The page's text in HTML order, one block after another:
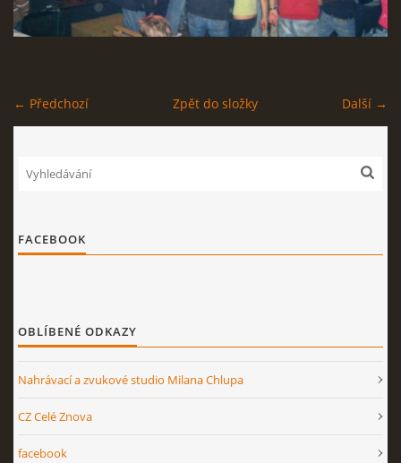
UKÁZKY
STAGEPLAN
+420 724 629 042
© 2026 eStránky.cz
← Předchozí Další →
Zpět do složky
FACEBOOK
OBLÍBENÉ ODKAZY
Nahrávací a zvukové studio Milana Chlupa
CZ Celé Znova
facebook